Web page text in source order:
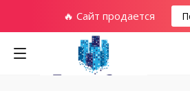
🔥 Сайт продается